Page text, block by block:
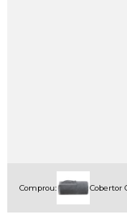
Comprou: Cobertor